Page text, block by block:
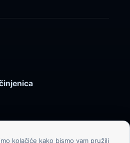
kolačiće kako bismo vam pružili